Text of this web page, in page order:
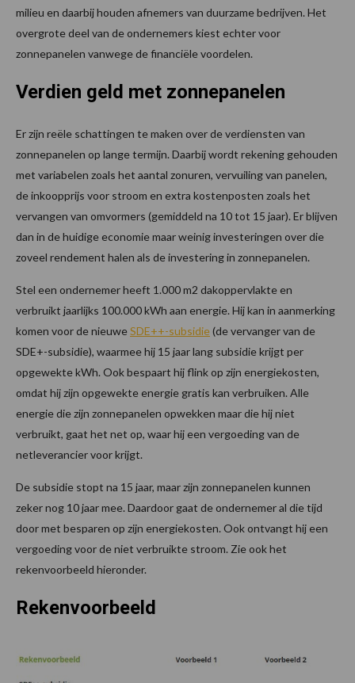
milieu en daarbij houden afnemers van duurzame bedrijven. Het
overgrote deel van de ondernemers kiest echter voor
zonnepanelen vanwege de financiële voordelen.
Verdien geld met zonnepanelen
Er zijn reële schattingen te maken over de verdiensten van
zonnepanelen op lange termijn. Daarbij wordt rekening gehouden
met variabelen zoals het aantal zonuren, vervuiling van panelen,
de inkoopprijs voor stroom en extra kostenposten zoals het
vervangen van omvormers (gemiddeld na 10 tot 15 jaar). Er blijven
dan in de huidige economie maar weinig investeringen over die
zoveel rendement halen als de investering in zonnepanelen.
Stel een ondernemer heeft 1.000 m2 dakoppervlakte en
verbruikt jaarlijks 100.000 kWh aan energie. Hij kan in aanmerking
komen voor de nieuweSDE++-subsidie(de vervanger van de
SDE+-subsidie), waarmee hij 15 jaar lang subsidie krijgt per
opgewekte kWh. Ook bespaart hij flink op zijn energiekosten,
omdat hij zijn opgewekte energie gratis kan verbruiken. Alle
energie die zijn zonnepanelen opwekken maar die hij niet
verbruikt, gaat het net op, waar hij een vergoeding van de
netleverancier voor krijgt.
De subsidie stopt na 15 jaar, maar zijn zonnepanelen kunnen
zeker nog 10 jaar mee. Daardoor gaat de ondernemer al die tijd
door met besparen op zijn energiekosten. Ook ontvangt hij een
vergoeding voor de niet verbruikte stroom. Zie ook het
rekenvoorbeeld hieronder.
Rekenvoorbeeld